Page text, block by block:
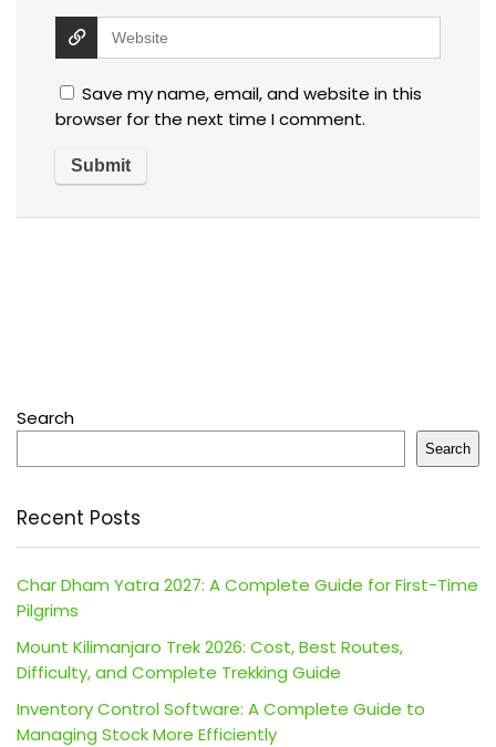
Save my name, email, and website in this
browser for the next time I comment.
Search
Search
Recent Posts
Char Dham Yatra 2027: A Complete Guide for First-Time
Pilgrims
Mount Kilimanjaro Trek 2026: Cost, Best Routes,
Difficulty, and Complete Trekking Guide
Inventory Control Software: A Complete Guide to
Managing Stock More Efficiently